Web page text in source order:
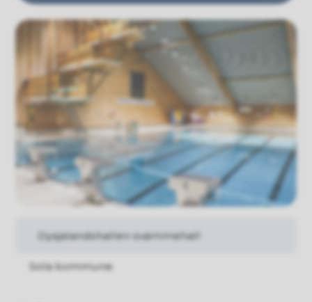
Dysjalandshallen svømmehall
Sola kommune